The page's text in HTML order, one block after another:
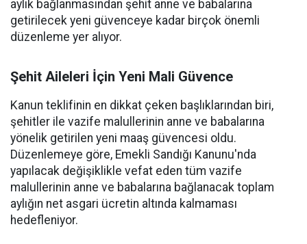
aylık bağlanmasından şehit anne ve babalarına
getirilecek yeni güvenceye kadar birçok önemli
düzenleme yer alıyor.
Şehit Aileleri İçin Yeni Mali Güvence
Kanun teklifinin en dikkat çeken başlıklarından biri,
şehitler ile vazife malullerinin anne ve babalarına
yönelik getirilen yeni maaş güvencesi oldu.
Düzenlemeye göre, Emekli Sandığı Kanunu'nda
yapılacak değişiklikle vefat eden tüm vazife
malullerinin anne ve babalarına bağlanacak toplam
aylığın net asgari ücretin altında kalmaması
hedefleniyor.